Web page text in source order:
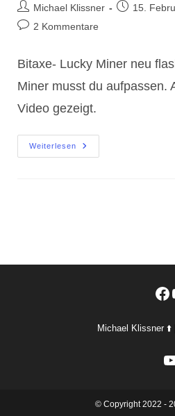
Beitrags-
Autor:
Michael Klissner
Beitrag
15.
Beitrags-
2 Kommentare
Bitaxe- Lucky Miner neu
Miner musst du aufpassen.
Video gezeigt.
Weiterlesen
Bitaxe-
Lucky
Michael Klissner
©️ Copyright 2022 -